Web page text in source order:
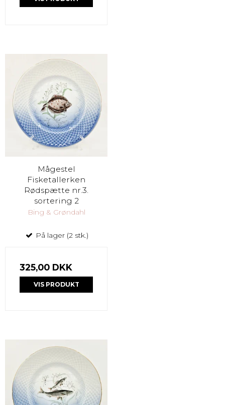
Mågestel
Fisketallerken
Rødspætte nr.3.
sortering 2
Bing & Grøndahl
På lager (2 stk.)
325,00 DKK
VIS PRODUKT